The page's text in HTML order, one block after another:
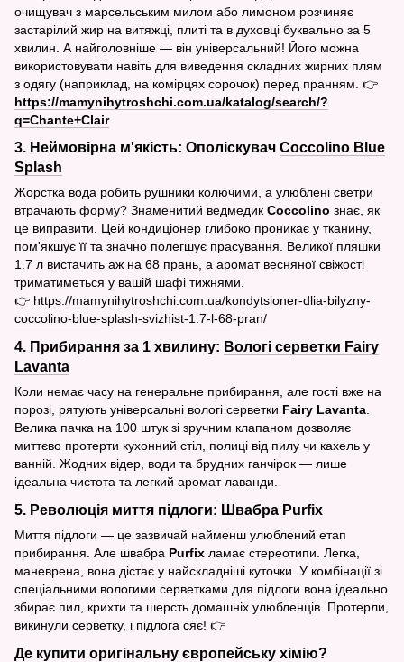
очищувач з марсельським милом або лимоном розчиняє
застарілий жир на витяжці, плиті та в духовці буквально за 5
хвилин. А найголовніше — він універсальний! Його можна
використовувати навіть для виведення складних жирних плям
з одягу (наприклад, на комірцях сорочок) перед пранням. 👉
https://mamynihytroshchi.com.ua/katalog/search/?
q=Chante+Clair
3. Неймовірна м'якість: Ополіскувач Coccolino Blue
Splash
Жорстка вода робить рушники колючими, а улюблені светри
втрачають форму? Знаменитий ведмедик Coccolino знає, як
це виправити. Цей кондиціонер глибоко проникає у тканину,
пом'якшує її та значно полегшує прасування. Великої пляшки
1.7 л вистачить аж на 68 прань, а аромат весняної свіжості
триматиметься у вашій шафі тижнями.
👉 https://mamynihytroshchi.com.ua/kondytsioner-dlia-bilyzny-
coccolino-blue-splash-svizhist-1.7-l-68-pran/
4. Прибирання за 1 хвилину: Вологі серветки Fairy
Lavanta
Коли немає часу на генеральне прибирання, але гості вже на
порозі, рятують універсальні вологі серветки Fairy Lavanta
Велика пачка на 100 штук зі зручним клапаном дозволяє
миттєво протерти кухонний стіл, полиці від пилу чи кахель у
ванній. Жодних відер, води та брудних ганчірок — лише
ідеальна чистота та легкий аромат лаванди.
5. Революція миття підлоги: Швабра Purfix
Миття підлоги — це зазвичай найменш улюблений етап
прибирання. Але швабра Purfix ламає стереотипи. Легка,
маневрена, вона дістає у найскладніші куточки. У комбінації зі
спеціальними вологими серветками для підлоги вона ідеально
збирає пил, крихти та шерсть домашніх улюбленців. Протерли,
викинули серветку, і підлога сяє! 👉
Де купити оригінальну європейську хімію?